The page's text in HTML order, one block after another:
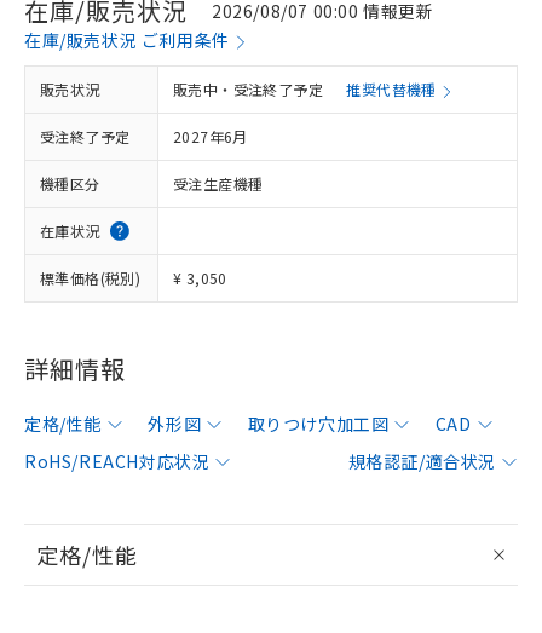
在庫/販売状況
2026/08/07 00:00 情報更新
在庫/販売状況 ご利用条件
販売状況 販売中・受注終了予定 推奨代替機種
受注終了予定 2027年6月
機種区分 受注生産機種
在庫状況
標準価格(税別) ¥ 3,050
詳細情報
定格/性能 外形図 取りつけ穴加工図
CAD
RoHS/REACH対応状況
規格認証/適合状況
定格/性能